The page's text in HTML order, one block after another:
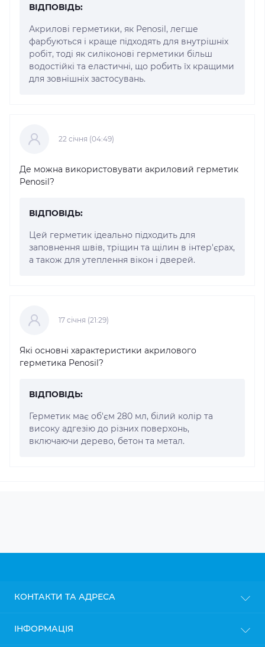
ВІДПОВІДЬ:
Акрилові герметики, як Penosil, легше
фарбуються і краще підходять для внутрішніх
робіт, тоді як силіконові герметики більш
водостійкі та еластичні, що робить їх кращими
для зовнішніх застосувань.
22 cічня (04:49)
Де можна використовувати акриловий герметик
Penosil?
ВІДПОВІДЬ:
Цей герметик ідеально підходить для
заповнення швів, тріщин та щілин в інтер'єрах,
а також для утеплення вікон і дверей.
17 cічня (21:29)
Які основні характеристики акрилового
герметика Penosil?
ВІДПОВІДЬ:
Герметик має об'єм 280 мл, білий колір та
високу адгезію до різних поверхонь,
включаючи дерево, бетон та метал.
КОНТАКТИ ТА АДРЕСА
ІНФОРМАЦІЯ